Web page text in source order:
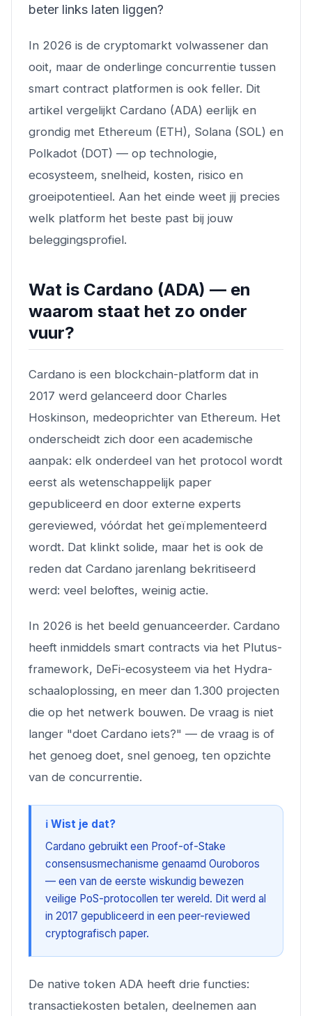
beter links laten liggen?
In 2026 is de cryptomarkt volwassener dan
ooit, maar de onderlinge concurrentie tussen
smart contract platformen is ook feller. Dit
artikel vergelijkt Cardano (ADA) eerlijk en
grondig met Ethereum (ETH), Solana (SOL) en
Polkadot (DOT) — op technologie,
ecosysteem, snelheid, kosten, risico en
groeipotentieel. Aan het einde weet jij precies
welk platform het beste past bij jouw
beleggingsprofiel.
Wat is Cardano (ADA) — en
waarom staat het zo onder
vuur?
Cardano is een blockchain-platform dat in
2017 werd gelanceerd door Charles
Hoskinson, medeoprichter van Ethereum. Het
onderscheidt zich door een academische
aanpak: elk onderdeel van het protocol wordt
eerst als wetenschappelijk paper
gepubliceerd en door externe experts
gereviewed, vóórdat het geïmplementeerd
wordt. Dat klinkt solide, maar het is ook de
reden dat Cardano jarenlang bekritiseerd
werd: veel beloftes, weinig actie.
In 2026 is het beeld genuanceerder. Cardano
heeft inmiddels smart contracts via het Plutus-
framework, DeFi-ecosysteem via het Hydra-
schaaloplossing, en meer dan 1.300 projecten
die op het netwerk bouwen. De vraag is niet
langer "doet Cardano iets?" — de vraag is of
het genoeg doet, snel genoeg, ten opzichte
van de concurrentie.
ℹ️ Wist je dat?
Cardano gebruikt een Proof-of-Stake
consensusmechanisme genaamd Ouroboros
— een van de eerste wiskundig bewezen
veilige PoS-protocollen ter wereld. Dit werd al
in 2017 gepubliceerd in een peer-reviewed
cryptografisch paper.
De native token ADA heeft drie functies:
transactiekosten betalen, deelnemen aan